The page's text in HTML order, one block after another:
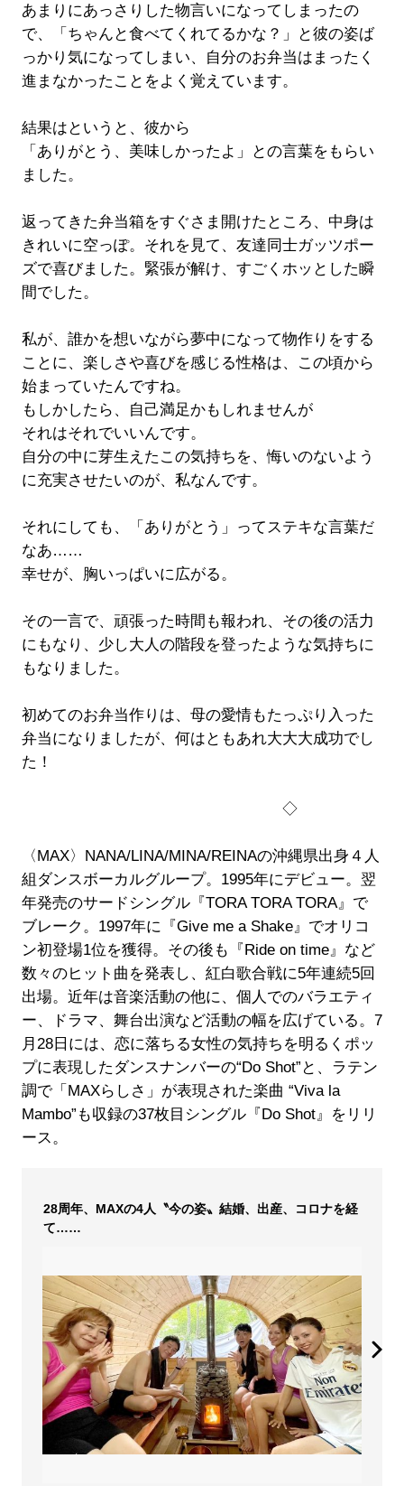
あまりにあっさりした物言いになってしまったの
で、「ちゃんと食べてくれてるかな？」と彼の姿ば
っかり気になってしまい、自分のお弁当はまったく
進まなかったことをよく覚えています。
結果はというと、彼から
「ありがとう、美味しかったよ」との言葉をもらい
ました。
返ってきた弁当箱をすぐさま開けたところ、中身は
きれいに空っぽ。それを見て、友達同士ガッツポー
ズで喜びました。緊張が解け、すごくホッとした瞬
間でした。
私が、誰かを想いながら夢中になって物作りをする
ことに、楽しさや喜びを感じる性格は、この頃から
始まっていたんですね。
もしかしたら、自己満足かもしれませんが
それはそれでいいんです。
自分の中に芽生えたこの気持ちを、悔いのないよう
に充実させたいのが、私なんです。
それにしても、「ありがとう」ってステキな言葉だ
なあ……
幸せが、胸いっぱいに広がる。
その一言で、頑張った時間も報われ、その後の活力
にもなり、少し大人の階段を登ったような気持ちに
もなりました。
初めてのお弁当作りは、母の愛情もたっぷり入った
弁当になりましたが、何はともあれ大大大成功でし
た！
◇
〈MAX〉NANA/LINA/MINA/REINAの沖縄県出身４人
組ダンスボーカルグループ。1995年にデビュー。翌
年発売のサードシングル『TORA TORA TORA』で
ブレーク。1997年に『Give me a Shake』でオリコ
ン初登場1位を獲得。その後も『Ride on time』など
数々のヒット曲を発表し、紅白歌合戦に5年連続5回
出場。近年は音楽活動の他に、個人でのバラエティ
ー、ドラマ、舞台出演など活動の幅を広げている。7
月28日には、恋に落ちる女性の気持ちを明るくポッ
プに表現したダンスナンバーの“Do Shot”と、ラテン
調で「MAXらしさ」が表現された楽曲 “Viva la
Mambo”も収録の37枚目シングル『Do Shot』をリリ
ース。
28周年、MAXの4人〝今の姿〟結婚、出産、コロナを経
て……